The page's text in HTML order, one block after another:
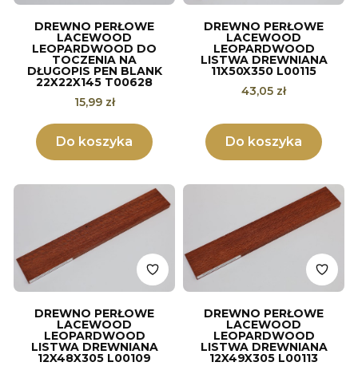
DREWNO PERŁOWE
LACEWOOD
LEOPARDWOOD DO
TOCZENIA NA
DŁUGOPIS PEN BLANK
22X22X145 T00628
Cena
15,99 zł
Do koszyka
DREWNO PERŁOWE
LACEWOOD
LEOPARDWOOD
LISTWA DREWNIANA
11X50X350 L00115
Cena
43,05 zł
Do koszyka
DREWNO PERŁOWE
LACEWOOD
LEOPARDWOOD
LISTWA DREWNIANA
12X48X305 L00109
DREWNO PERŁOWE
LACEWOOD
LEOPARDWOOD
LISTWA DREWNIANA
12X49X305 L00113